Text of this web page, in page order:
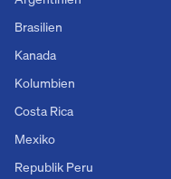
Brasilien
Kanada
Kolumbien
Costa Rica
Mexiko
Republik Peru